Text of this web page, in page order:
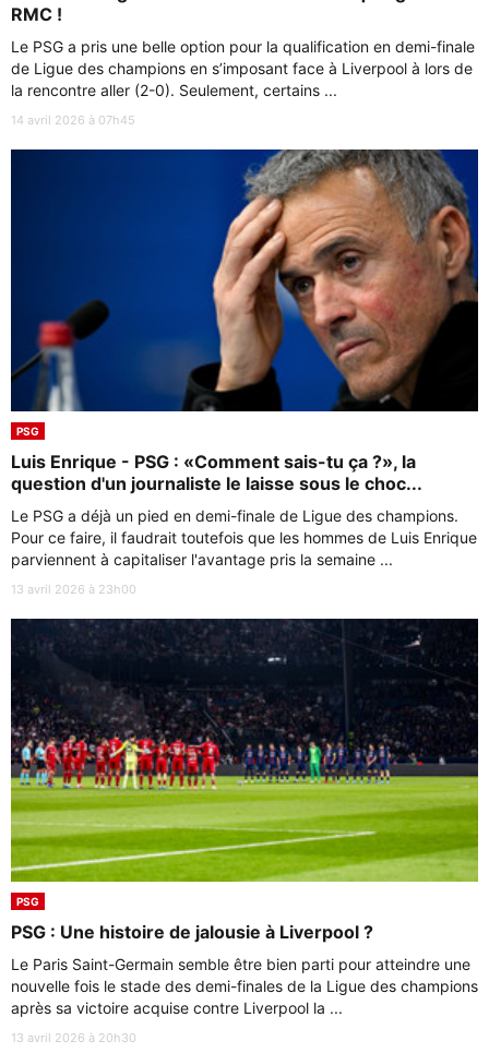
RMC !
Le PSG a pris une belle option pour la qualification en demi-finale
de Ligue des champions en s’imposant face à Liverpool à lors de
la rencontre aller (2-0). Seulement, certains ...
14 avril 2026 à 07h45
PSG
Luis Enrique - PSG : «Comment sais-tu ça ?», la
question d'un journaliste le laisse sous le choc...
Le PSG a déjà un pied en demi-finale de Ligue des champions.
Pour ce faire, il faudrait toutefois que les hommes de Luis Enrique
parviennent à capitaliser l'avantage pris la semaine ...
13 avril 2026 à 23h00
PSG
PSG : Une histoire de jalousie à Liverpool ?
Le Paris Saint-Germain semble être bien parti pour atteindre une
nouvelle fois le stade des demi-finales de la Ligue des champions
après sa victoire acquise contre Liverpool la ...
13 avril 2026 à 20h30